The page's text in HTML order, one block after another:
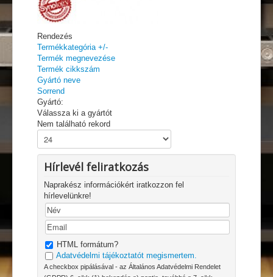
Rendezés
Termékkategória +/-
Termék megnevezése
Termék cikkszám
Gyártó neve
Sorrend
Gyártó:
Válassza ki a gyártót
Nem található rekord
Hírlevél feliratkozás
Naprakész információkért iratkozzon fel
hírlevelünkre!
HTML formátum?
Adatvédelmi tájékoztatót megismertem.
A checkbox pipálásával - az Általános Adatvédelmi Rendelet